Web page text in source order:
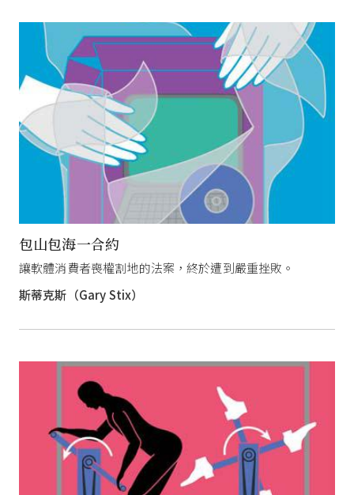
包山包海一合約
讓軟體消費者喪權割地的法案，終於遭到嚴重挫敗。
斯蒂克斯（Gary Stix）